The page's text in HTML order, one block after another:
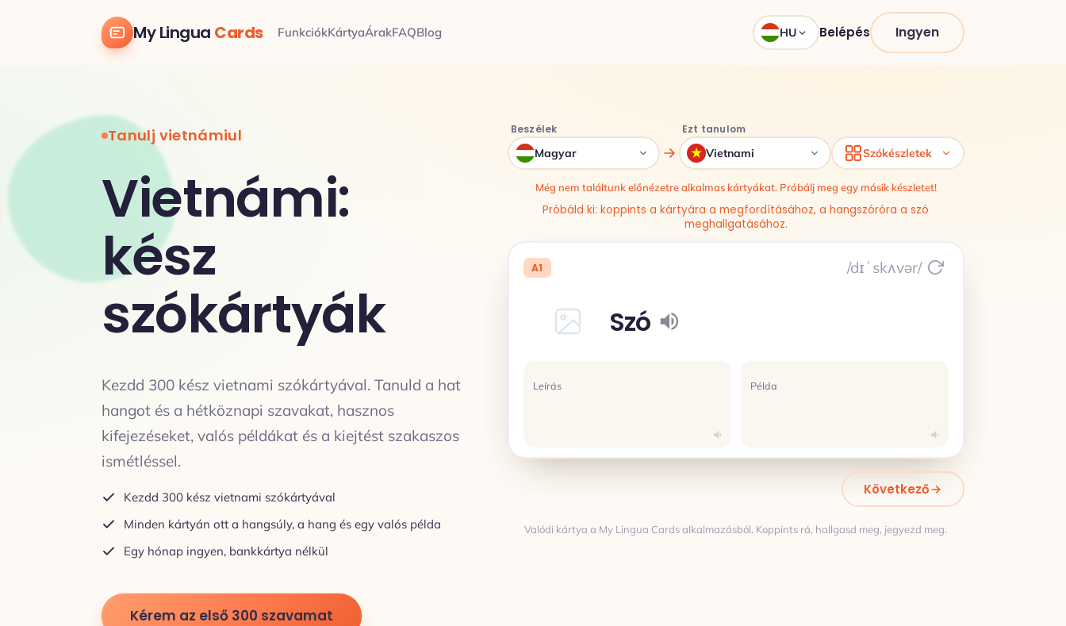
My Lingua Cards FunkciókKártyaÁrakFAQBlog HU Belépés Ingyen
Tanulj vietnámiul
Vietnámi:
kész
szókártyák
Kezdd 300 kész vietnami szókártyával. Tanuld a hat
hangot és a hétköznapi szavakat, hasznos
kifejezéseket, valós példákat és a kiejtést szakaszos
ismétléssel.
Kezdd 300 kész vietnami szókártyával
Minden kártyán ott a hangsúly, a hang és egy valós példa
Egy hónap ingyen, bankkártya nélkül
Kérem az első 300 szavamat
Beszélek
Magyar
Ezt tanulom
Vietnami Szókészletek
Még nem találtunk előnézetre alkalmas kártyákat. Próbálj meg egy másik készletet!
Próbáld ki: koppints a kártyára a megfordításához, a hangszóróra a szó
meghallgatásához.
A1 /dɪˈskʌvər/
Szó
Leírás Példa
Következő
Valódi kártya a My Lingua Cards alkalmazásból. Koppints rá, hallgasd meg, jegyezd meg.